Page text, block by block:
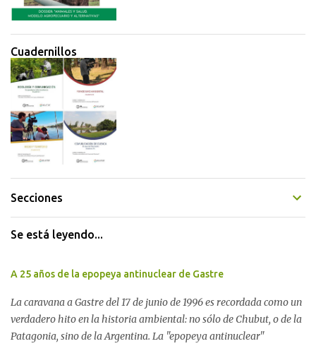
Cuadernillos
Secciones
Se está leyendo...
A 25 años de la epopeya antinuclear de Gastre
La caravana a Gastre del 17 de junio de 1996 es recordada como un
verdadero hito en la historia ambiental: no sólo de Chubut, o de la
Patagonia, sino de la Argentina. La "epopeya antinuclear"